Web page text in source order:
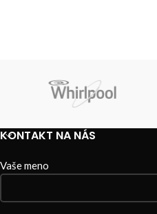
KONTAKT NA NÁS
Vaše meno